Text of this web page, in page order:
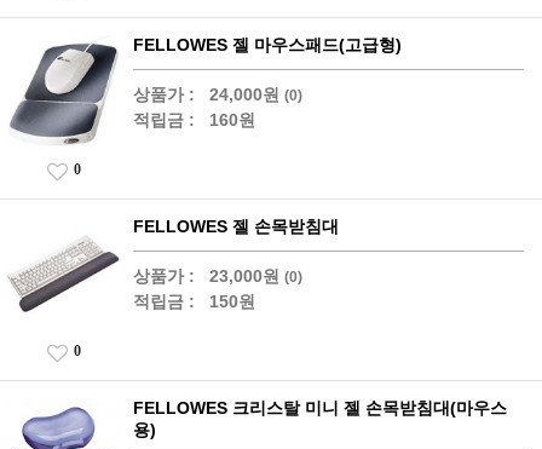
FELLOWES 젤 마우스패드(고급형)
상품가 : 24,000원 (0)
적립금 : 160원
0
FELLOWES 젤 손목받침대
상품가 : 23,000원 (0)
적립금 : 150원
0
FELLOWES 크리스탈 미니 젤 손목받침대(마우스
용)